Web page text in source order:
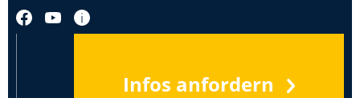
Infos anfordern